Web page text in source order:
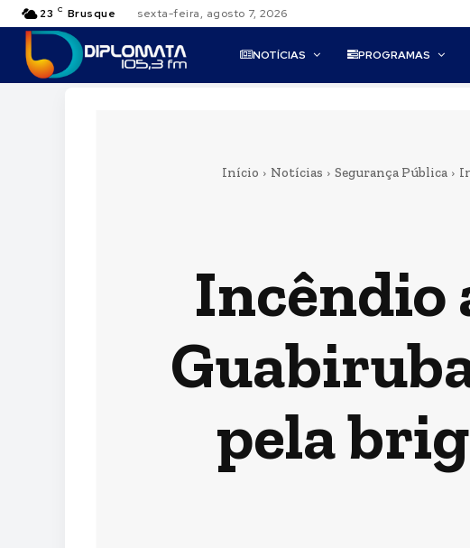
23 C Brusque sexta-feira, agosto 7, 2026
NOTÍCIAS PROGRAMAS
Início Notícias Segurança Pública
Incêndio
pela